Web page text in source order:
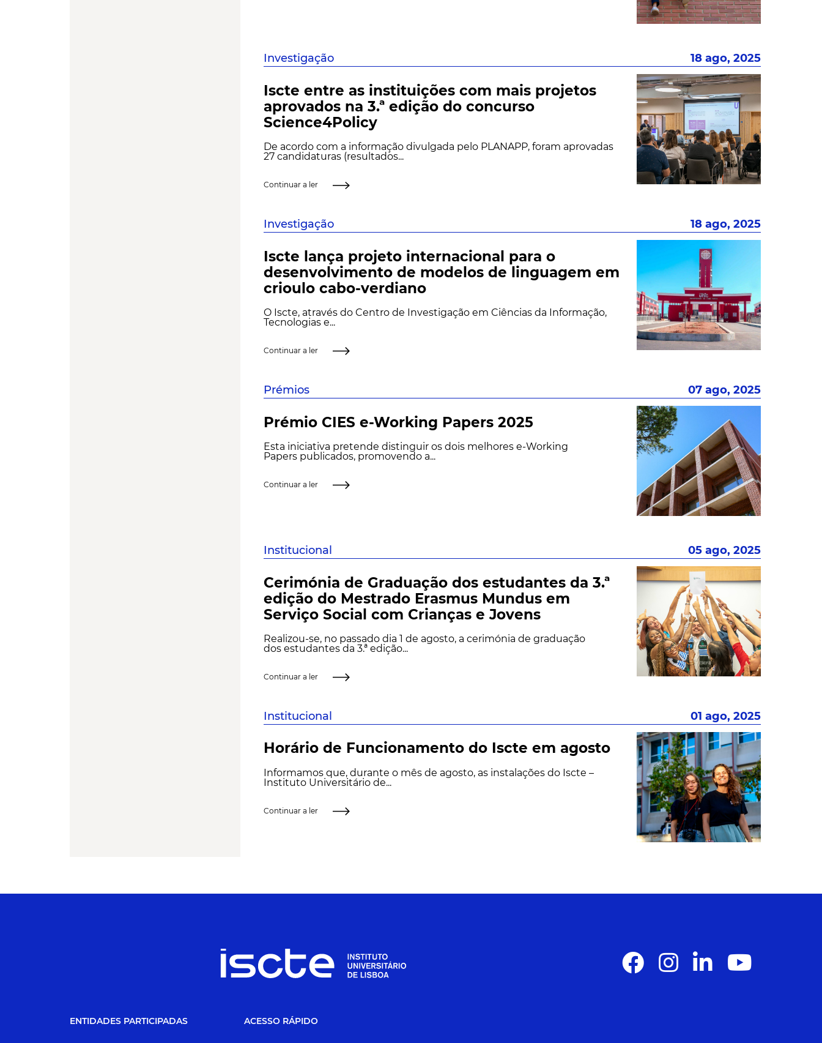
Investigação 18 ago, 2025
Iscte entre as instituições com mais projetos
aprovados na 3.ª edição do concurso
Science4Policy
De acordo com a informação divulgada pelo PLANAPP, foram aprovadas
27 candidaturas (resultados...
Continuar a ler
Investigação 18 ago, 2025
Iscte lança projeto internacional para o
desenvolvimento de modelos de linguagem em
crioulo cabo-verdiano
O Iscte, através do Centro de Investigação em Ciências da Informação,
Tecnologias e...
Continuar a ler
Prémios 07 ago, 2025
Prémio CIES e-Working Papers 2025
Esta iniciativa pretende distinguir os dois melhores e-Working
Papers publicados, promovendo a...
Continuar a ler
Institucional 05 ago, 2025
Cerimónia de Graduação dos estudantes da 3.ª
edição do Mestrado Erasmus Mundus em
Serviço Social com Crianças e Jovens
Realizou-se, no passado dia 1 de agosto, a cerimónia de graduação
dos estudantes da 3.ª edição...
Continuar a ler
Institucional 01 ago, 2025
Horário de Funcionamento do Iscte em agosto
Informamos que, durante o mês de agosto, as instalações do Iscte –
Instituto Universitário de...
Continuar a ler
ENTIDADES PARTICIPADAS ACESSO RÁPIDO